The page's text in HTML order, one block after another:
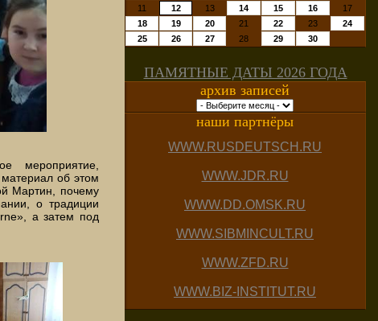
мероприятие,
об этом
Мартин, почему
о традиции
а затем под
11
12 13 14 15 16
17
18
19 20 21 22 23
24
25
26 27 28 29 30
ПАМЯТНЫЕ ДАТЫ 2026 ГОДА
архив записей
наши партнёры
WWW.RUSDEUTSCH.RU
WWW.JDR.RU
WWW.DD.OMSK.RU
WWW.SIBMINCULT.RU
WWW.ZFD.RU
WWW.BIZ-INSTITUT.RU